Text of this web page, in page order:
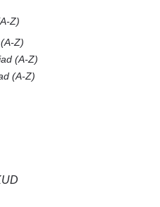
Z)
Z)
(A-Z)
(A-Z)